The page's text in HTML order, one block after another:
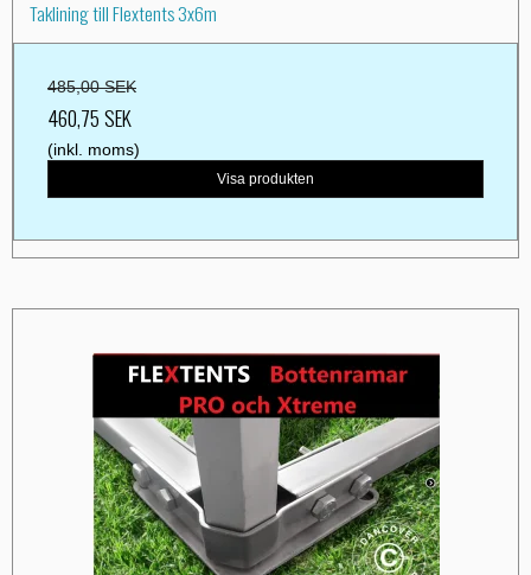
Taklining till Flextents 3x6m
485,00 SEK
460,75 SEK
(inkl. moms)
Visa produkten